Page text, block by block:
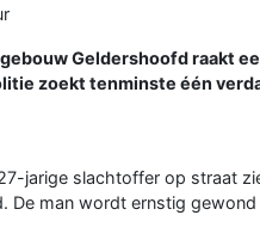
Geldershoofd raakt
zoekt tenminste één
jarige slachtoffer op straat
De man wordt ernstig gewond